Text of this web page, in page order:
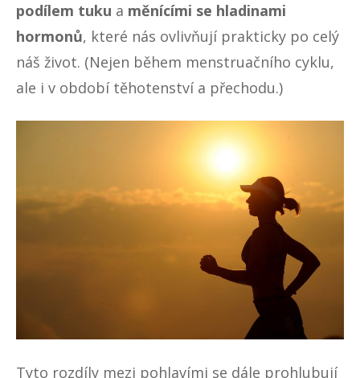
podílem tuku a měnícími se hladinami
hormonů, které nás ovlivňují prakticky po celý
náš život. (Nejen během menstruačního cyklu,
ale i v období těhotenství a přechodu.)
Tyto rozdíly mezi pohlavími se dále prohlubují